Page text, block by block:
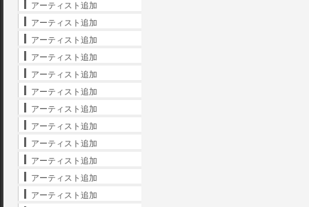
アーティスト追加
アーティスト追加
アーティスト追加
アーティスト追加
アーティスト追加
アーティスト追加
アーティスト追加
アーティスト追加
アーティスト追加
アーティスト追加
アーティスト追加
アーティスト追加